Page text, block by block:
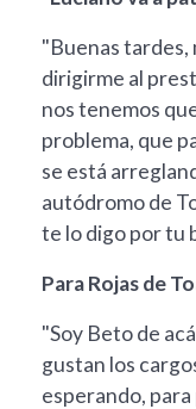
"Buenas tardes,
dirigirme al
nos tenemos
problema, que
se está
autódromo de
te lo digo por tu
Para Rojas de
"Soy Beto de
gustan los
esperando,